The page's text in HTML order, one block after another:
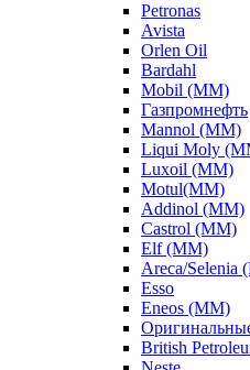
Petronas
Avista
Orlen Oil
Bardahl
Mobil (ММ)
Газпромнефть
Mannol (ММ)
Liqui Moly
Luxoil (ММ)
Motul(ММ)
Addinol (ММ)
Castrol (ММ)
Elf (ММ)
Areca/
Esso
Eneos (ММ)
British